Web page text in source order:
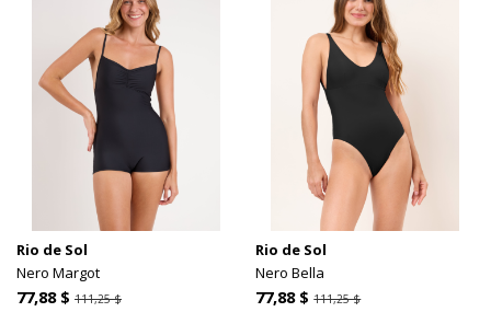
Rio de Sol
Nero Margot
77,88 $ 111,25 $
Rio de Sol
Nero Bella
77,88 $111,25 $